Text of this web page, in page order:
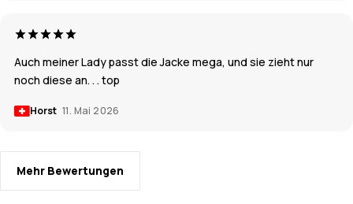
Auch meiner Lady passt die Jacke mega, und sie zieht nur
noch diese an. . . top
Horst 11. Mai 2026
Mehr Bewertungen